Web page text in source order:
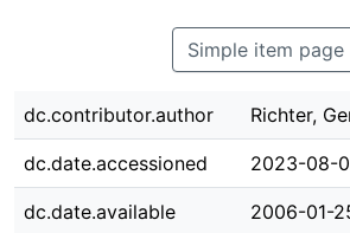
Simple item page
dc.contributor.author Richter,
dc.date.accessioned 2023-08-
dc.date.available 2006-01-